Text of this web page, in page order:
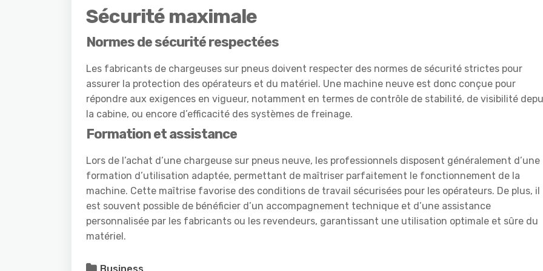
Sécurité maximale
Normes de sécurité respectées
Les fabricants de chargeuses sur pneus doivent respecter des normes de sécurité strictes pour
assurer la protection des opérateurs et du matériel. Une machine neuve est donc conçue pour
répondre aux exigences en vigueur, notamment en termes de contrôle de stabilité, de visibilité
la cabine, ou encore d’efficacité des systèmes de freinage.
Formation et assistance
Lors de l’achat d’une chargeuse sur pneus neuve, les professionnels disposent généralement d’une
formation d’utilisation adaptée, permettant de maîtriser parfaitement le fonctionnement de la
machine. Cette maîtrise favorise des conditions de travail sécurisées pour les opérateurs. De plus, il
est souvent possible de bénéficier d’un accompagnement technique et d’une assistance
personnalisée par les fabricants ou les revendeurs, garantissant une utilisation optimale et sûre du
matériel.